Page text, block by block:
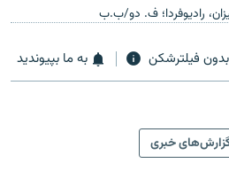
رادیوفردا؛ ف. دو/ب.ب
فیلترشکن به ما بپیوندید
خبری